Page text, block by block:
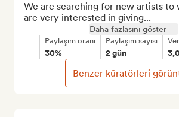
We are searching for new artists to
are very interested in giving...
Daha fazlasını göster
Paylaşım oranı
30%
Paylaşım sayısı
2 gün
Benzer küratörleri